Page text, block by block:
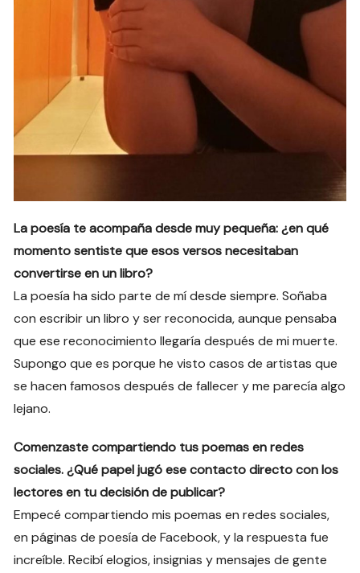
La poesía te acompaña desde muy pequeña: ¿en qué
momento sentiste que esos versos necesitaban
convertirse en un libro?
La poesía ha sido parte de mí desde siempre. Soñaba
con escribir un libro y ser reconocida, aunque pensaba
que ese reconocimiento llegaría después de mi muerte.
Supongo que es porque he visto casos de artistas que
se hacen famosos después de fallecer y me parecía algo
lejano.
Comenzaste compartiendo tus poemas en redes
sociales. ¿Qué papel jugó ese contacto directo con los
lectores en tu decisión de publicar?
Empecé compartiendo mis poemas en redes sociales,
en páginas de poesía de Facebook, y la respuesta fue
increíble. Recibí elogios, insignias y mensajes de gente